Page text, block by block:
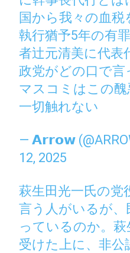
国から我々の血
執行猶予5年の有
者辻元清美に代表
政党がどの口で言
マスコミはこの
一切触れない
— 𝗔𝗿𝗿𝗼𝘄
12, 2025
萩生田光一氏の党
言う人がいるが、
っているのか。
受けた上に、非公